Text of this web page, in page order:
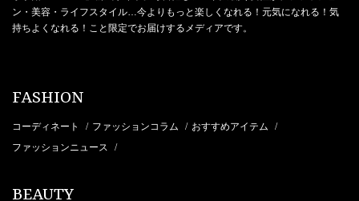
ン・美容・ライフスタイル…今よりもっと楽しくなれる！元気になれる！気
持ちよくなれる！こと限定でお届けするメディアです。
FASHION
コーディネート / ファッションコラム / おすすめアイテム /
ファッションニュース /
BEAUTY